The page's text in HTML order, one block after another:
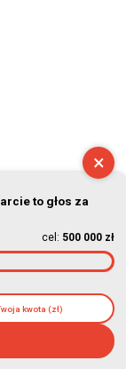
×
to głos za
cel: 500 000 zł